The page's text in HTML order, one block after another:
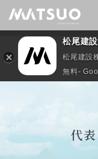
代
松尾建
松尾建設
無料-